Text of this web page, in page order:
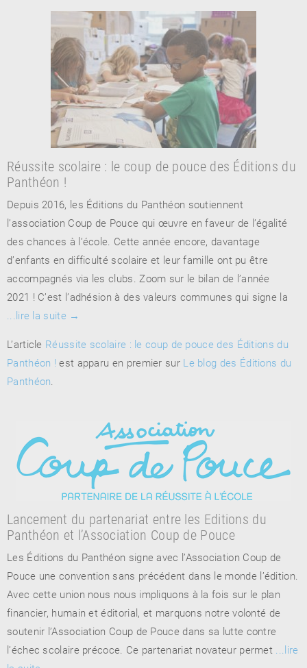
Réussite scolaire : le coup de pouce des Éditions du
Panthéon !
Depuis 2016, les Éditions du Panthéon soutiennent
l’association Coup de Pouce qui œuvre en faveur de l’égalité
des chances à l’école. Cette année encore, davantage
d’enfants en difficulté scolaire et leur famille ont pu être
accompagnés via les clubs. Zoom sur le bilan de l’année
2021 ! C’est l’adhésion à des valeurs communes qui signe la
...lire la suite →
L’article Réussite scolaire : le coup de pouce des Éditions du
Panthéon ! est apparu en premier sur Le blog des Éditions du
Panthéon
Lancement du partenariat entre les Editions du
Panthéon et l’Association Coup de Pouce
Les Éditions du Panthéon signe avec l’Association Coup de
Pouce une convention sans précédent dans le monde l’édition.
Avec cette union nous nous impliquons à la fois sur le plan
financier, humain et éditorial, et marquons notre volonté de
soutenir l’Association Coup de Pouce dans sa lutte contre
l’échec scolaire précoce. Ce partenariat novateur permet
...lire